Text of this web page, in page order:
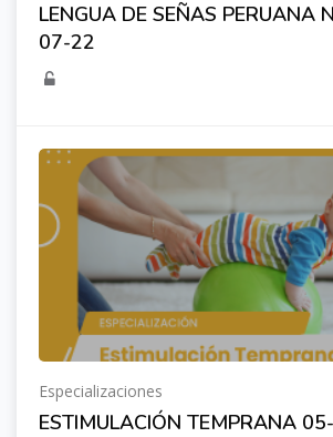
LENGUA DE SEÑAS PERUANA
07-22
Especializaciones
ESTIMULACIÓN TEMPRANA